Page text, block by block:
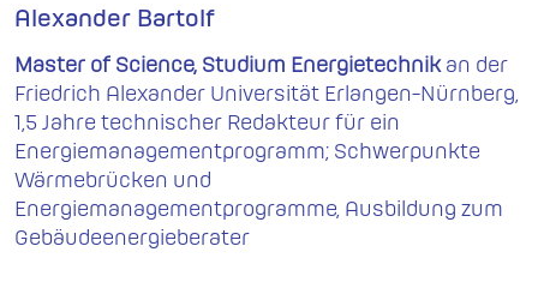
Alexander Bartolf
Master of Science, Studium Energietechnikan der
Friedrich Alexander Universität Erlangen-Nürnberg,
1,5 Jahre technischer Redakteur für ein
Energiemanagementprogramm; Schwerpunkte
Wärmebrücken und
Energiemanagementprogramme, Ausbildung zum
Gebäudeenergieberater